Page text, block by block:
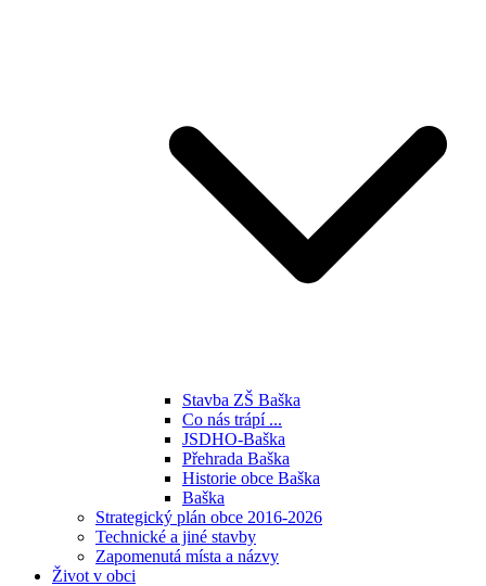
Stavba ZŠ Baška
Co nás trápí ...
JSDHO-Baška
Přehrada Baška
Historie obce Baška
Baška
Strategický plán obce 2016-2026
Technické a jiné stavby
Zapomenutá místa a názvy
Život v obci